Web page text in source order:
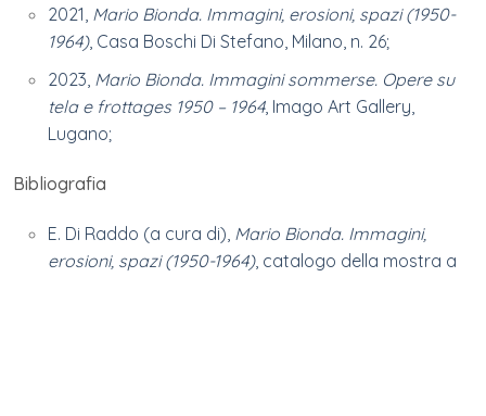
2021, Mario Bionda. Immagini, erosioni, spazi (1950-
1964), Casa Boschi Di Stefano, Milano, n. 26;
2023, Mario Bionda. Immagini sommerse. Opere su
tela e frottages 1950 – 1964, Imago Art Gallery,
Lugano;
Bibliografia
E. Di Raddo (a cura di), Mario Bionda. Immagini,
erosioni, spazi (1950-1964), catalogo della mostra a